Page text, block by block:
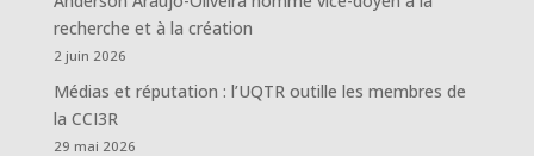
recherche et à la création
2 juin 2026
Médias et réputation : l’UQTR outille les membres de
la CCI3R
29 mai 2026